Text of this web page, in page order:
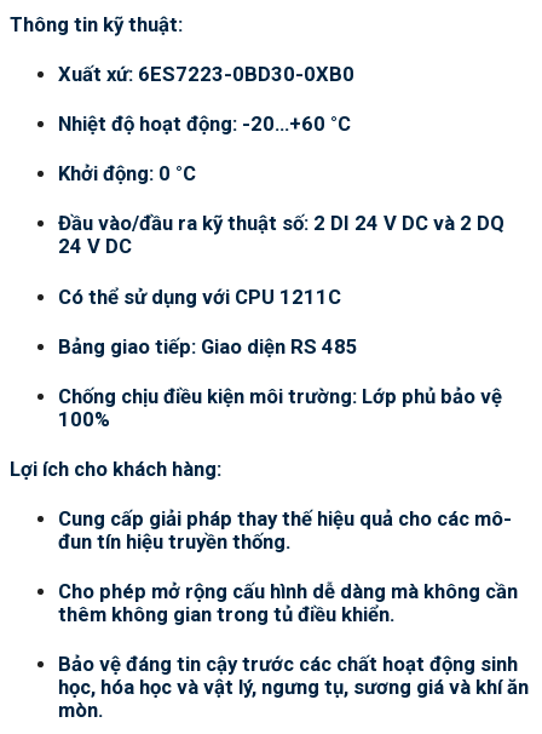
Thông tin kỹ thuật:
Xuất xứ: 6ES7223-0BD30-0XB0
Nhiệt độ hoạt động: -20…+60 °C
Khởi động: 0 °C
Đầu vào/đầu ra kỹ thuật số: 2 DI 24 V DC và 2 DQ
24 V DC
Có thể sử dụng với CPU 1211C
Bảng giao tiếp: Giao diện RS 485
Chống chịu điều kiện môi trường: Lớp phủ bảo vệ
100%
Lợi ích cho khách hàng:
Cung cấp giải pháp thay thế hiệu quả cho các mô-
đun tín hiệu truyền thống.
Cho phép mở rộng cấu hình dễ dàng mà không cần
thêm không gian trong tủ điều khiển.
Bảo vệ đáng tin cậy trước các chất hoạt động sinh
học, hóa học và vật lý, ngưng tụ, sương giá và khí ăn
mòn.